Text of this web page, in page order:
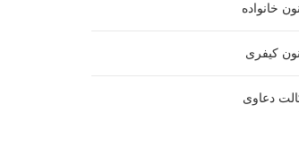
خانواده
کیفری
دعاوی